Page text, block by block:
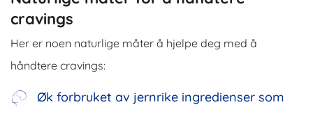
cravings
Her er noen naturlige måter å hjelpe deg med å
håndtere cravings:
Øk forbruket av jernrike ingredienser som